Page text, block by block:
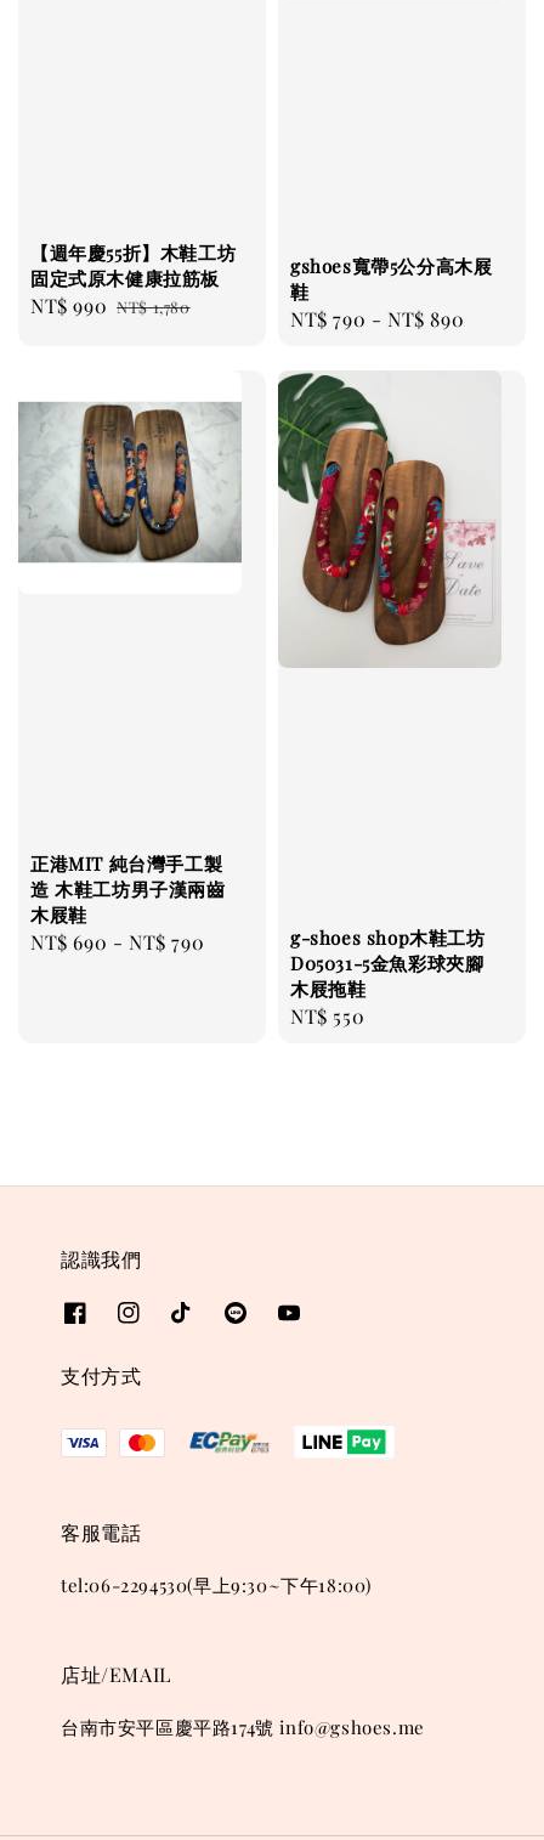
【週年慶55折】木鞋工坊
固定式原木健康拉筋板
Sale
NT$ 990 Regular
NT$ 1,780
gshoes寬帶5公分高木屐
鞋
Regular
NT$ 790 -NT$ 890
正港MIT 純台灣手工製
造 木鞋工坊男子漢兩齒
木屐鞋
Regular
NT$ 690 -NT$ 790
g-shoes shop木鞋工坊
D05031-5金魚彩球夾腳
木屐拖鞋
Regular
NT$ 550
認識我們
支付方式
客服電話
tel:06-2294530(早上9:30~下午18:00)
店址/EMAIL
台南市安平區慶平路174號 info@gshoes.me